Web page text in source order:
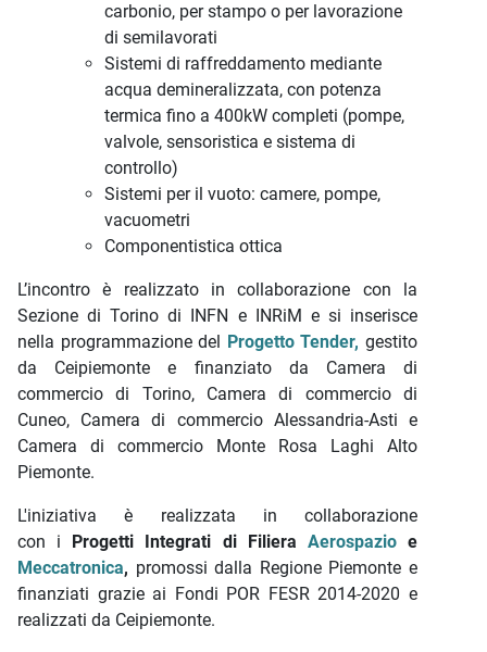
carbonio, per stampo o per lavorazione
di semilavorati
Sistemi di raffreddamento mediante
acqua demineralizzata, con potenza
termica fino a 400kW completi (pompe,
valvole, sensoristica e sistema di
controllo)
Sistemi per il vuoto: camere, pompe,
vacuometri
Componentistica ottica
L’incontro è realizzato in collaborazione con la
Sezione di Torino di INFN e INRiM e si inserisce
nella programmazione del Progetto Tender, gestito
da Ceipiemonte e finanziato da Camera di
commercio di Torino, Camera di commercio di
Cuneo, Camera di commercio Alessandria-Asti e
Camera di commercio Monte Rosa Laghi Alto
Piemonte.
L'iniziativa è realizzata in collaborazione
con i Progetti Integrati di Filiera Aerospazioe
Meccatronica, promossi dalla Regione Piemonte e
finanziati grazie ai Fondi POR FESR 2014-2020 e
realizzati da Ceipiemonte.